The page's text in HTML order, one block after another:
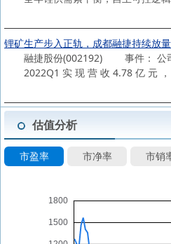
锂矿生产步入正轨，成都融捷持续放量
融捷股份(002192) 事件： 公司发
2022Q1 实 现 营 收 4.78 亿 元 ，
估值分析
市盈率 市净率 市销